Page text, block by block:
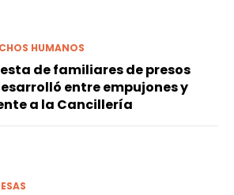
HUMANOS
de familiares de presos
entre empujones y
a la Cancillería